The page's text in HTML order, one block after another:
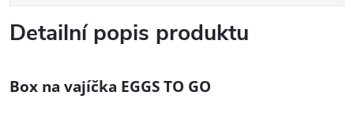
Detailní popis produktu
Box na vajíčka EGGS TO GO